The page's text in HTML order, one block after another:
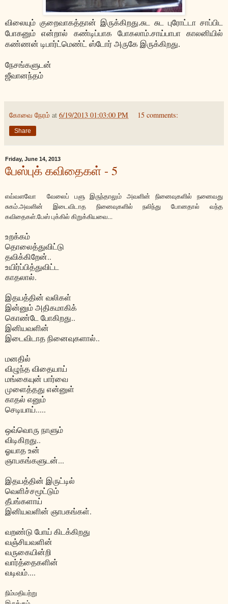
விலையும் குறைவாகத்தான் இருக்கிறது.சுட சுட புரோட்டா சாப்பிட
போகனும் என்றால் கண்டிப்பாக போகலாம்.சாய்பாபா காலனியில்
கண்ணன் டிபார்ட்மெண்ட் ஸ்டோர் அருகே இருக்கிறது.
நேசங்களுடன்
ஜீவானந்தம்
கோவை நேரம் at 6/19/2013 01:03:00 PM 15 comments:
Share
Friday, June 14, 2013
பேஸ்புக் கவிதைகள் - 5
எவ்வளவோ வேலைப் பளு இருந்தாலும் அவளின் நினைவுகளில் நனைவது
சுகம்.அவளின் இடைவிடாத நினைவுகளில் நலிந்து போனதால் வந்த
கவிதைகள்.பேஸ் புக்கில் கிறுக்கியவை...
உறக்கம்
தொலைத்துவிட்டு
தவிக்கிறேன்..
உயிர்ப்பித்துவிட்ட
காதலால்.
இதயத்தின் வலிகள்
இன்னும் அதிகமாகிக்
கொண்டே போகிறது..
இனியவளின்
இடைவிடாத நினைவுகளால்..
மனதில்
விழுந்த விதையாய்
மங்கையுன் பார்வை
முளைத்தது என்னுள்
காதல் எனும்
செடியாய்.....
ஒவ்வொரு நாளும்
விடிகிறது..
ஓயாத உன்
ஞாபகங்களுடன்...
இதயத்தின் இருட்டில்
வெளிச்சமூட்டும்
தீபங்களாய்
இனியவளின் ஞாபகங்கள்.
வறண்டு போய் கிடக்கிறது
வஞ்சியவளின்
வருகையின்றி
வார்த்தைகளின்
வடிவம்....
நிம்மதியற்று